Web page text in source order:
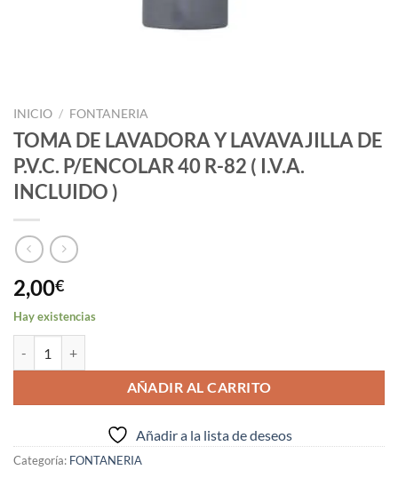
INICIO / FONTANERIA
TOMA DE LAVADORA Y LAVAVAJILLA DE
P.V.C. P/ENCOLAR 40 R-82 ( I.V.A.
INCLUIDO )
2,00€
Hay existencias
AÑADIR AL CARRITO
Añadir a la lista de deseos
Categoría: FONTANERIA